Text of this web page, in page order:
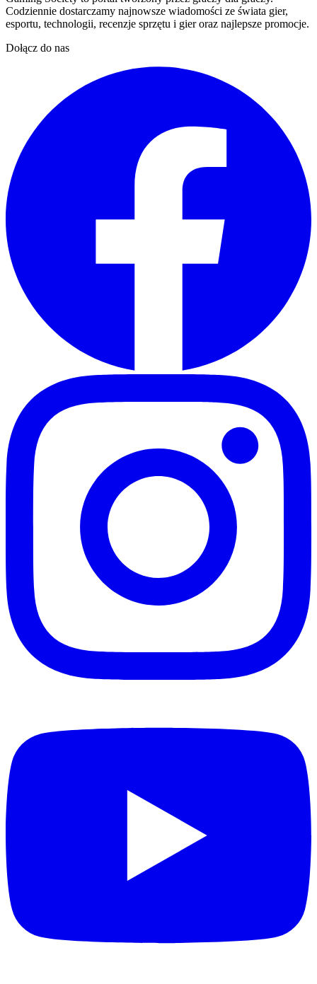
Codziennie dostarczamy najnowsze wiadomości ze świata gier,
esportu, technologii, recenzje sprzętu i gier oraz najlepsze promocje.
Dołącz do nas